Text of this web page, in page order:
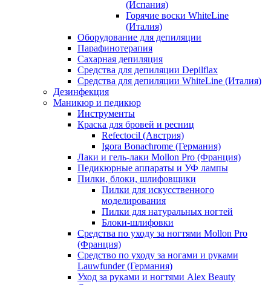
(Испания)
Горячие воски WhiteLine
(Италия)
Оборудование для депиляции
Парафинотерапия
Сахарная депиляция
Средства для депиляции Depilflax
Средства для депиляции WhiteLine (Италия)
Дезинфекция
Маникюр и педикюр
Инструменты
Краска для бровей и ресниц
Refectocil (Австрия)
Igora Bonachrome (Германия)
Лаки и гель-лаки Mollon Pro (Франция)
Педикюрные аппараты и УФ лампы
Пилки, блоки, шлифовщики
Пилки для искусственного
моделирования
Пилки для натуральных ногтей
Блоки-шлифовки
Средства по уходу за ногтями Mollon Pro
(Франция)
Средство по уходу за ногами и руками
Lauwfunder (Германия)
Уход за руками и ногтями Alex Beauty